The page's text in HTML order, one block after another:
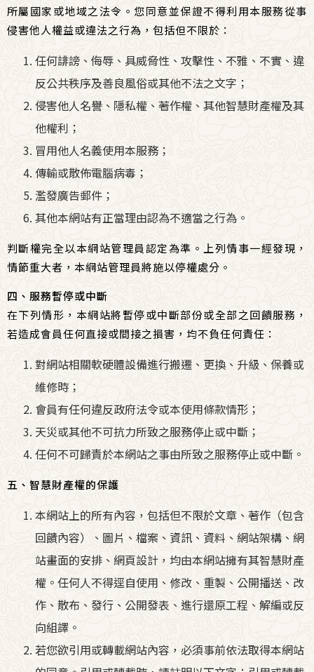
所屬國家或地域之法令。您同意並保證不得利用本服務從事
侵害他人權益或違法之行為，包括但不限於：
任何誹謗、侮辱、具威脅性、攻擊性、不雅、不實、違
反公共秩序及善良風俗或其他不法之文字；
侵害他人名譽、隱私權、著作權、其他智慧財產權及其
他權利；
冒用他人名義使用本服務；
傳輸或散佈電腦病毒；
濫發廣告郵件；
其他本網站有正當理由認為不適當之行為。
判斷權完全以本網站管理員認定為準。上列情事一經發現，
情節重大者， 本網站管理員將施以停權處分。
四、服務暫停或中斷
在下列情形，本網站將暫停或中斷部份或全部之回饋服務，
若造成會員任何直接或間接之損害，均不負任何責任：
對網站相關軟硬體設備進行搬遷、更換、升級、保養或
維修時；
會員有任何違反政府法令或本使用條款情形；
天災或其他不可抗力所致之服務停止或中斷；
任何不可歸責於本網站之事由所致之服務停止或中斷。
五、智慧財產權的保護
本網站上的所有內容，包括但不限於文章、著作（包含
回饋內容）、圖片、檔案、資訊、資料、網站架構、網
站畫面的安排、網頁設計，均由本網站擁有其智慧財產
權。任何人不得逕自使用、修改、重製、公開播送、改
作、散布、發行、公開發表、進行還原工程、解編或反
向組譯。
若您欲引用或轉載網站內容，必須事前依法取得本網站